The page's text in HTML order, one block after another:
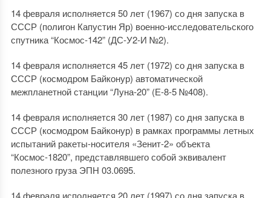
14 февраля исполняется 50 лет (1967) со дня запуска в
СССР (полигон Капустин Яр) военно-исследовательского
спутника “Космос-142” (ДС-У2-И №2).
14 февраля исполняется 45 лет (1972) со дня запуска в
СССР (космодром Байконур) автоматической
межпланетной станции “Луна-20” (Е-8-5 №408).
14 февраля исполняется 30 лет (1987) со дня запуска в
СССР (космодром Байконур) в рамках программы летных
испытаний ракеты-носителя «Зенит-2» объекта
“Космос-1820”, представлявшего собой эквивалент
полезного груза ЭПН 03.0695.
14 февраля исполняется 20 лет (1997) со дня запуска в